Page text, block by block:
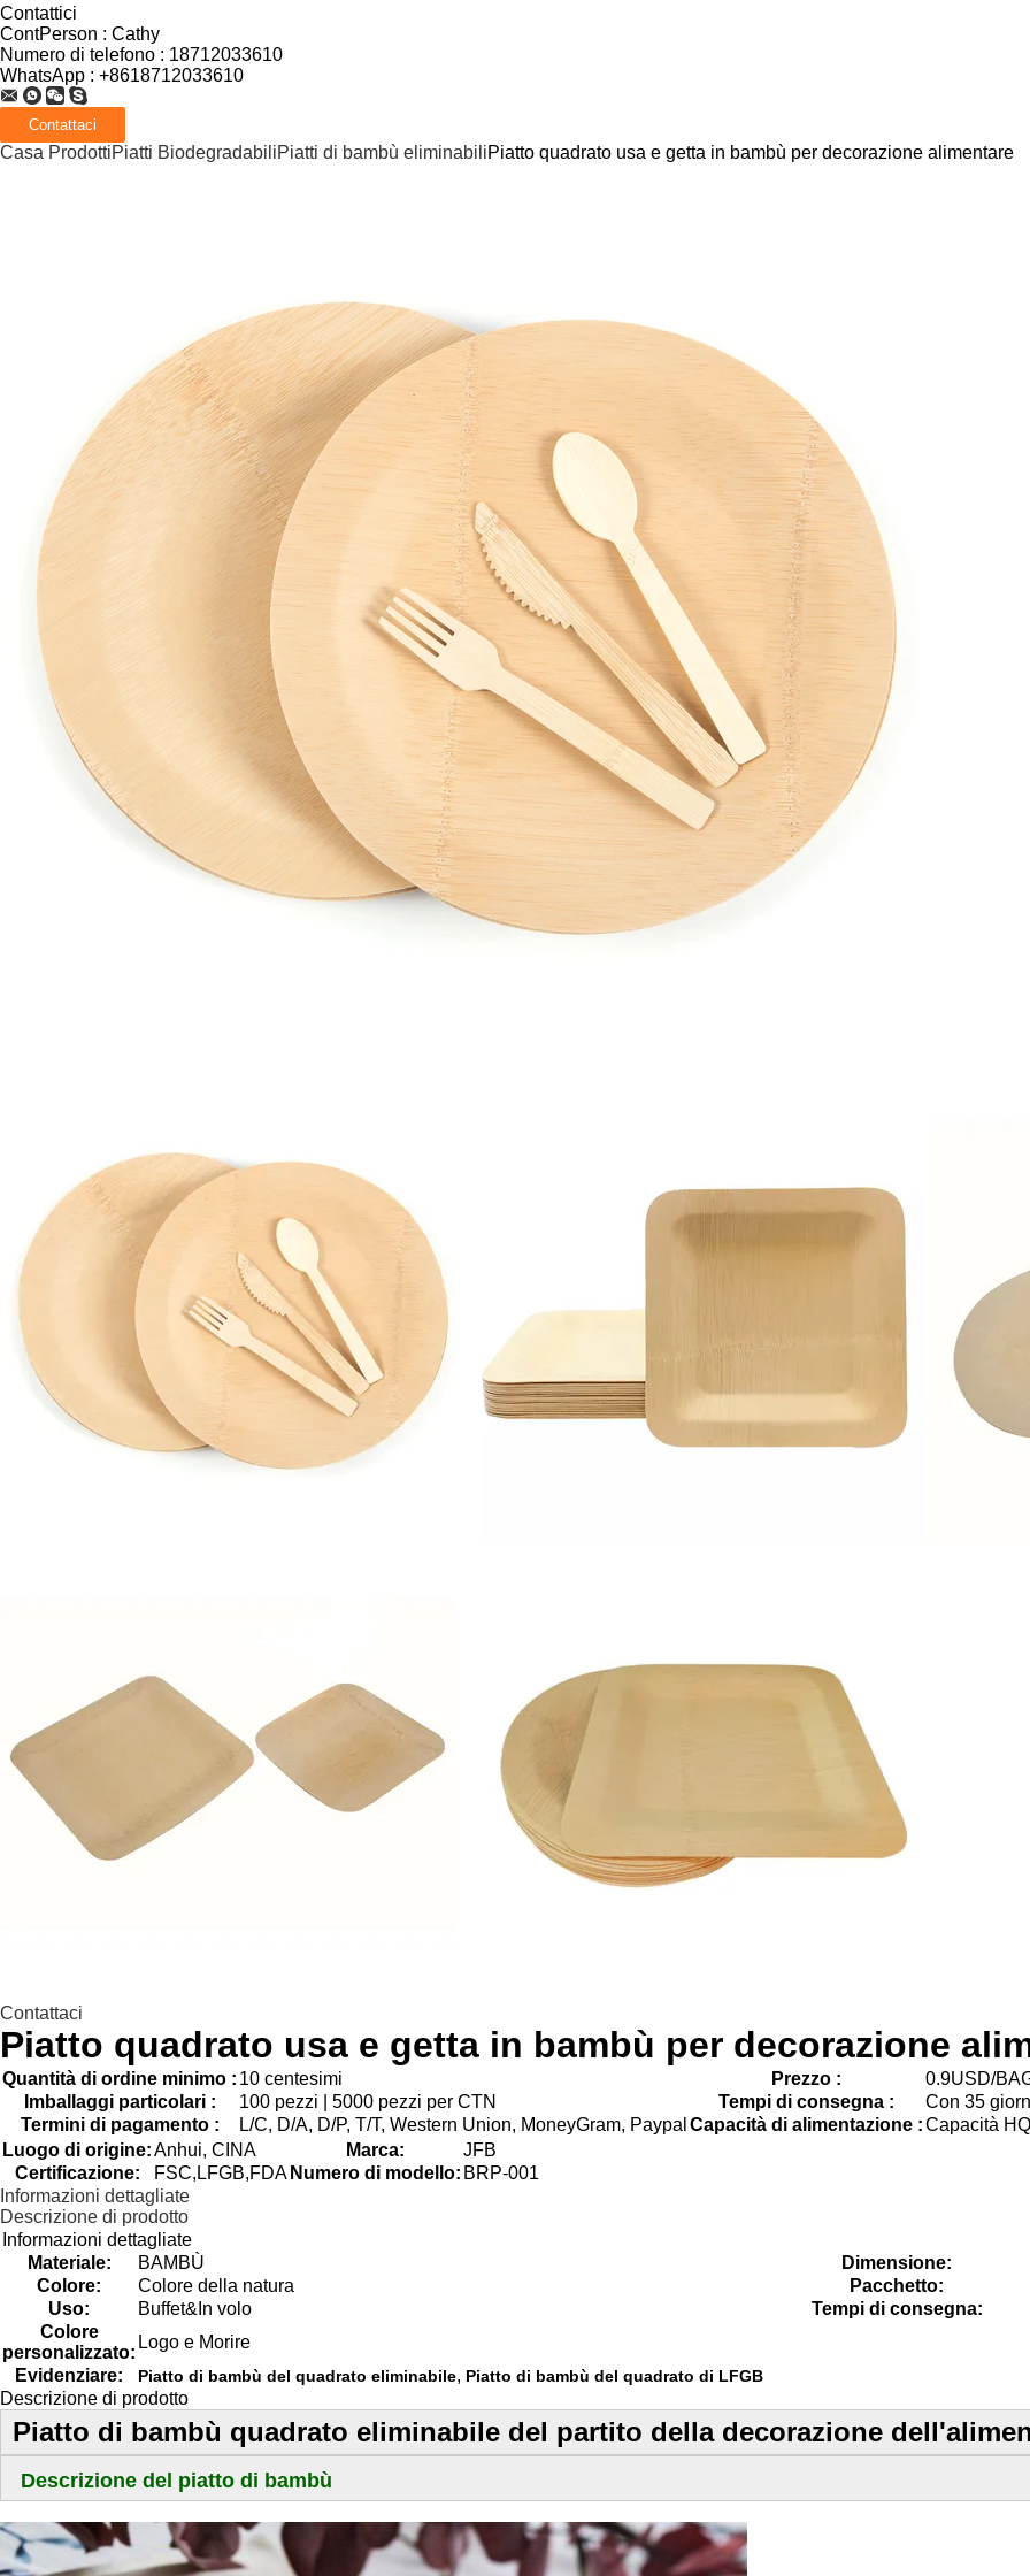
Lasciate un messaggio
Ti richiameremo presto!
Invia
Contattici
ContPerson : Cathy
Numero di telefono : 18712033610
WhatsApp : +8618712033610
Casa ProdottiPiatti BiodegradabiliPiatti di bambù eliminabiliPiatto quadrato usa e getta in bambù per decorazione alimentare
Contattaci
Piatto quadrato usa e getta in bambù per decorazione
Quantità di ordine minimo : 10 centesimi Prezzo :
0.9USD/
Imballaggi particolari :
100 pezzi | 5000 pezzi per CTN Tempi di consegna :
Con 35
Termini di pagamento :
L/C, D/A, D/P, T/T, Western Union, MoneyGram, Paypal Capacità di alimentazione :Capacità
Luogo di origine:Anhui, CINA Marca:
JFB
Certificazione:
FSC,LFGB,FDA Numero di modello: BRP-001
Informazioni dettagliate
Descrizione di prodotto
Informazioni dettagliate
Materiale:
BAMBÙ Dimensione:
Colore:
Colore della natura Pacchetto:
Uso:
Buffet&In volo Tempi di consegna:
Colore
personalizzato:
Logo e Morire
Evidenziare:
Piatto di bambù del quadrato eliminabile, Piatto di bambù del quadrato di LFGB
Descrizione di prodotto
Piatto di bambù quadrato eliminabile del partito della decorazione
Descrizione del piatto di bambù